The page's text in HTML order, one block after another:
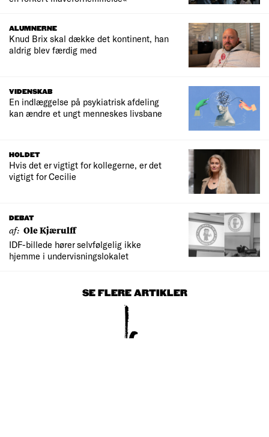
ALUMNERNE
Knud Brix skal dække det kontinent, han
aldrig blev færdig med
VIDENSKAB
En indlæggelse på psykiatrisk afdeling
kan ændre et ungt menneskes livsbane
HOLDET
Hvis det er vigtigt for kollegerne, er det
vigtigt for Cecilie
DEBAT
af: Ole Kjærulff
IDF-billede hører selvfølgelig ikke
hjemme i undervisningslokalet
SE FLERE ARTIKLER